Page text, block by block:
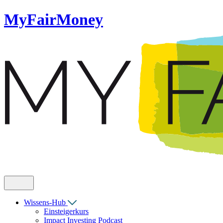
MyFairMoney
Wissens-Hub
Einsteigerkurs
Impact Investing Podcast